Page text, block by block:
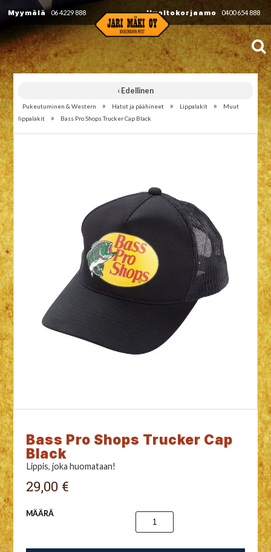
Myymälä 06 4229 888 Huoltokorjaamo 0400 654 888
‹ Edellinen
Pukeutuminen & Western » Hatut ja päähineet » Lippalakit »
Muut
lippalakit
» Bass Pro Shops Trucker Cap Black
Bass Pro Shops Trucker Cap
Black
Lippis, joka huomataan!
29,00 €
MÄÄRÄ